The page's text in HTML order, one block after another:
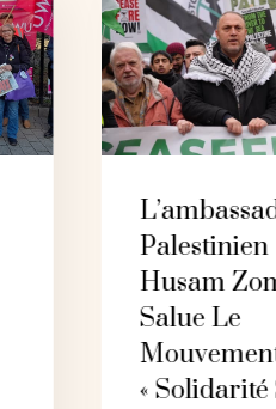
Palestinien
Husam
Salue Le
« Solidarité